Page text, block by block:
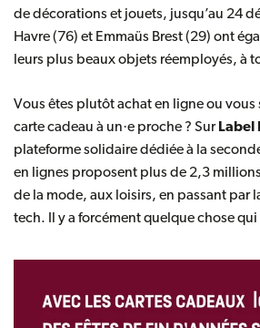
de décorations et jouets, jusqu’au 24
Havre (76) et Emmaüs Brest (29) ont
leurs plus beaux objets réemployés, à
Vous êtes plutôt achat en ligne ou vous
carte cadeau à un·e proche ? Sur Label
plateforme solidaire dédiée à la
en lignes proposent plus de 2,3
de la mode, aux loisirs, en passant par
tech. Il y a forcément quelque chose